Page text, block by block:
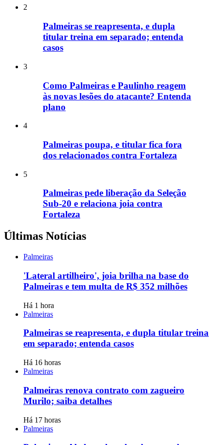
2
Palmeiras se reapresenta, e dupla
titular treina em separado; entenda
casos
3
Como Palmeiras e Paulinho reagem
às novas lesões do atacante? Entenda
plano
4
Palmeiras poupa, e titular fica fora
dos relacionados contra Fortaleza
5
Palmeiras pede liberação da Seleção
Sub-20 e relaciona joia contra
Fortaleza
Últimas Notícias
Palmeiras
'Lateral artilheiro', joia brilha na base do
Palmeiras e tem multa de R$ 352 milhões
Há 1 hora
Palmeiras
Palmeiras se reapresenta, e dupla titular treina
em separado; entenda casos
Há 16 horas
Palmeiras
Palmeiras renova contrato com zagueiro
Murilo; saiba detalhes
Há 17 horas
Palmeiras